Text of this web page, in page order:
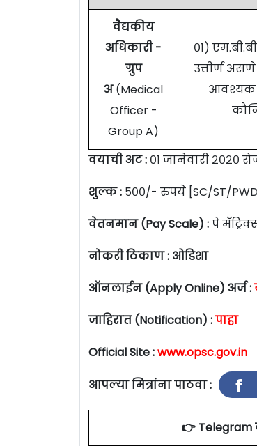
वैद्यकीय
अधिकारी -
ग्रुप
अ(Medical
Officer -
Group A)
०१)
उत्तीर्ण
आवश्यक
वयाची अट : ०१ जानेवारी २०२०
शुल्क : ५००/- रुपये [SC/ST/
वेतनमान (Pay Scale) :पे
नोकरी ठिकाण : ओडिशा
ऑनलाईन (Apply Online) अर्ज :
जाहिरात (Notification) :पाहा
Official Site :www.opsc.gov.in
आपल्या मित्रांना पाठवा :
👉